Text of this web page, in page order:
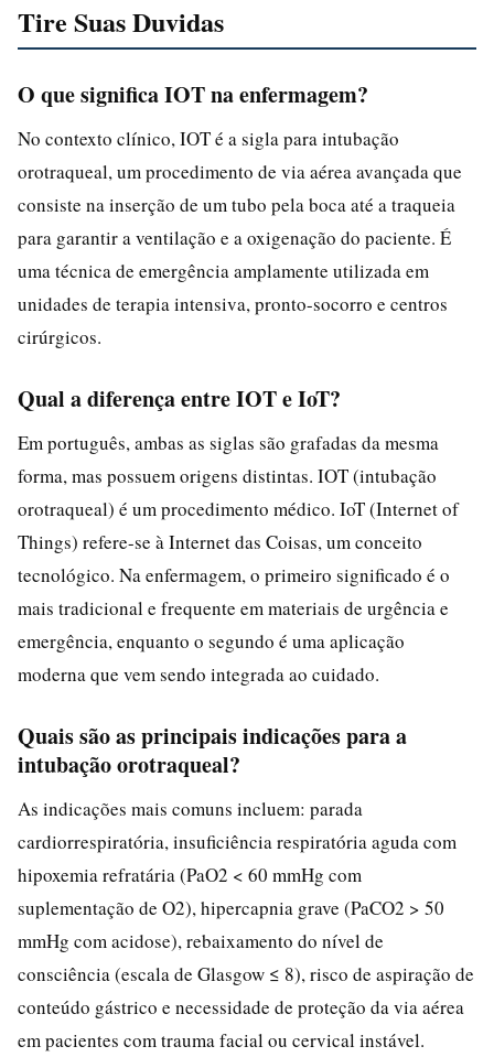
Tire Suas Duvidas
O que significa IOT na enfermagem?
No contexto clínico, IOT é a sigla para intubação
orotraqueal, um procedimento de via aérea avançada que
consiste na inserção de um tubo pela boca até a traqueia
para garantir a ventilação e a oxigenação do paciente. É
uma técnica de emergência amplamente utilizada em
unidades de terapia intensiva, pronto-socorro e centros
cirúrgicos.
Qual a diferença entre IOT e IoT?
Em português, ambas as siglas são grafadas da mesma
forma, mas possuem origens distintas. IOT (intubação
orotraqueal) é um procedimento médico. IoT (Internet of
Things) refere-se à Internet das Coisas, um conceito
tecnológico. Na enfermagem, o primeiro significado é o
mais tradicional e frequente em materiais de urgência e
emergência, enquanto o segundo é uma aplicação
moderna que vem sendo integrada ao cuidado.
Quais são as principais indicações para a
intubação orotraqueal?
As indicações mais comuns incluem: parada
cardiorrespiratória, insuficiência respiratória aguda com
hipoxemia refratária (PaO2 < 60 mmHg com
suplementação de O2), hipercapnia grave (PaCO2 > 50
mmHg com acidose), rebaixamento do nível de
consciência (escala de Glasgow ≤ 8), risco de aspiração de
conteúdo gástrico e necessidade de proteção da via aérea
em pacientes com trauma facial ou cervical instável.